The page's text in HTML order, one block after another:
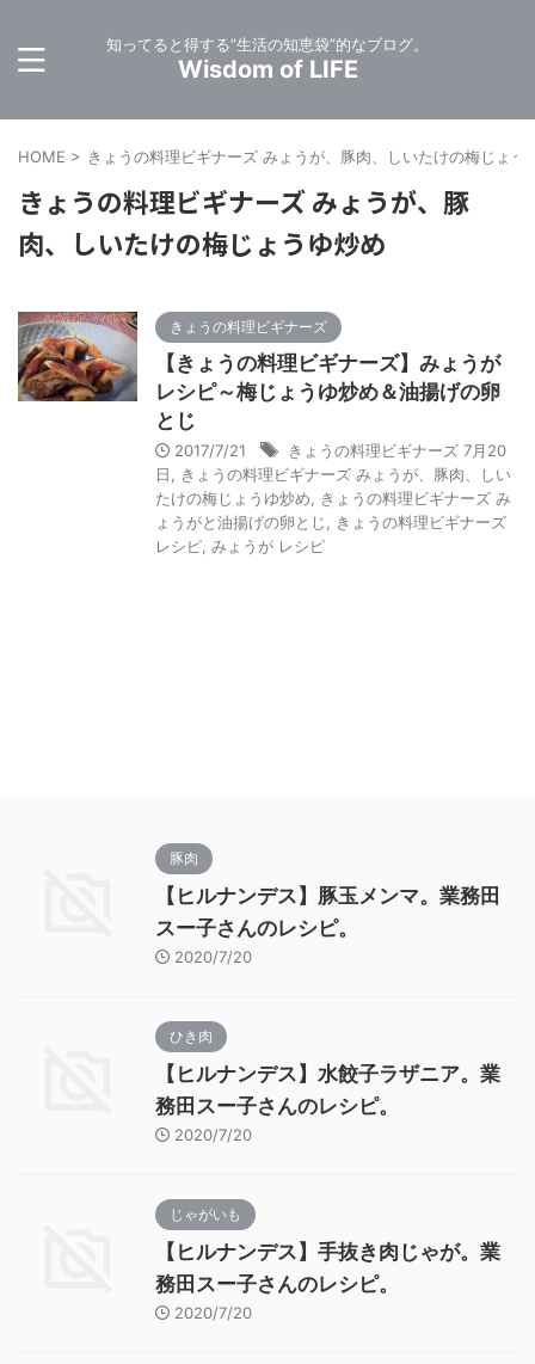
知ってると得する”生活の知恵袋”的なブログ。
Wisdom of LIFE
HOME > きょうの料理ビギナーズ みょうが、豚肉、しいたけの梅じょう
きょうの料理ビギナーズ みょうが、豚
肉、しいたけの梅じょうゆ炒め
きょうの料理ビギナーズ
【きょうの料理ビギナーズ】みょうが
レシピ～梅じょうゆ炒め＆油揚げの卵
とじ
2017/7/21
きょうの料理ビギナーズ 7月20
日
きょうの料理ビギナーズ みょうが、豚肉、しい
たけの梅じょうゆ炒め
きょうの料理ビギナーズ み
ょうがと油揚げの卵とじ
きょうの料理ビギナーズ
レシピ みょうが レシピ
豚肉
【ヒルナンデス】豚玉メンマ。業務田
スー子さんのレシピ。
2020/7/20
ひき肉
【ヒルナンデス】水餃子ラザニア。業
務田スー子さんのレシピ。
2020/7/20
じゃがいも
【ヒルナンデス】手抜き肉じゃが。業
務田スー子さんのレシピ。
2020/7/20